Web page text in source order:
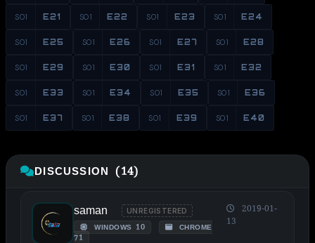
S01 E21 S01 E22 S01 E23 S01 E24
S01 E25 S01 E26 S01 E27 S01 E28
S01 E29 S01 E30 S01 E31 S01 E32
S01 E33 S01 E34 S01 E35 S01 E36
S01 E37 S01 E38 S01 E39 S01 E40
DISCUSSION (14)
saman UNREGISTERED
WINDOWS 10
CHROME
71
2019-01-
13